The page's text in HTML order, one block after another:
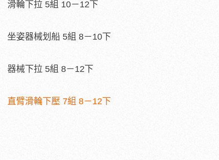
滑輪下拉 5組 10－12下
坐姿器械划船 5組 8－10下
器械下拉 5組 8－12下
直臂滑輪下壓 7組 8－12下